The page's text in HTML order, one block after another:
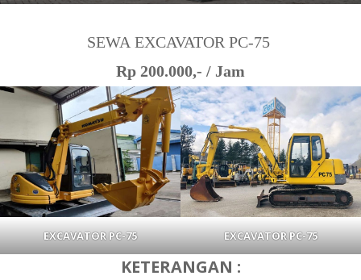
Rp 200.000,- / Jam
EXCAVATOR PC-75 EXCAVATOR PC-75
KETERANGAN :